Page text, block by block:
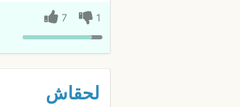
1
7
لحقاش